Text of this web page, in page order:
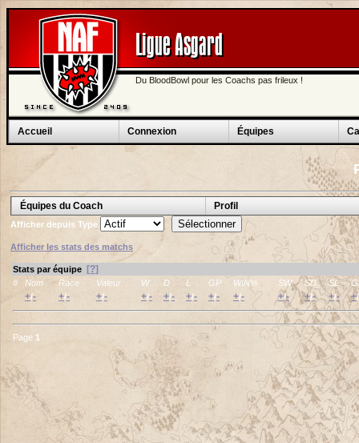
Ligue Asgard
Du BloodBowl pour les Coachs pas frileux !
Accueil Connexion Équipes
Équipes du Coach Profil
Afficher depuis Type
Afficher les stats des matchs
Stats par équipe [?]
# Nom Race Valeur W D L GP WIN% SW SD SL
+/- +/- +/- +/- +/- +/- +/- +/- +/- +/- +/- +/
Page 1